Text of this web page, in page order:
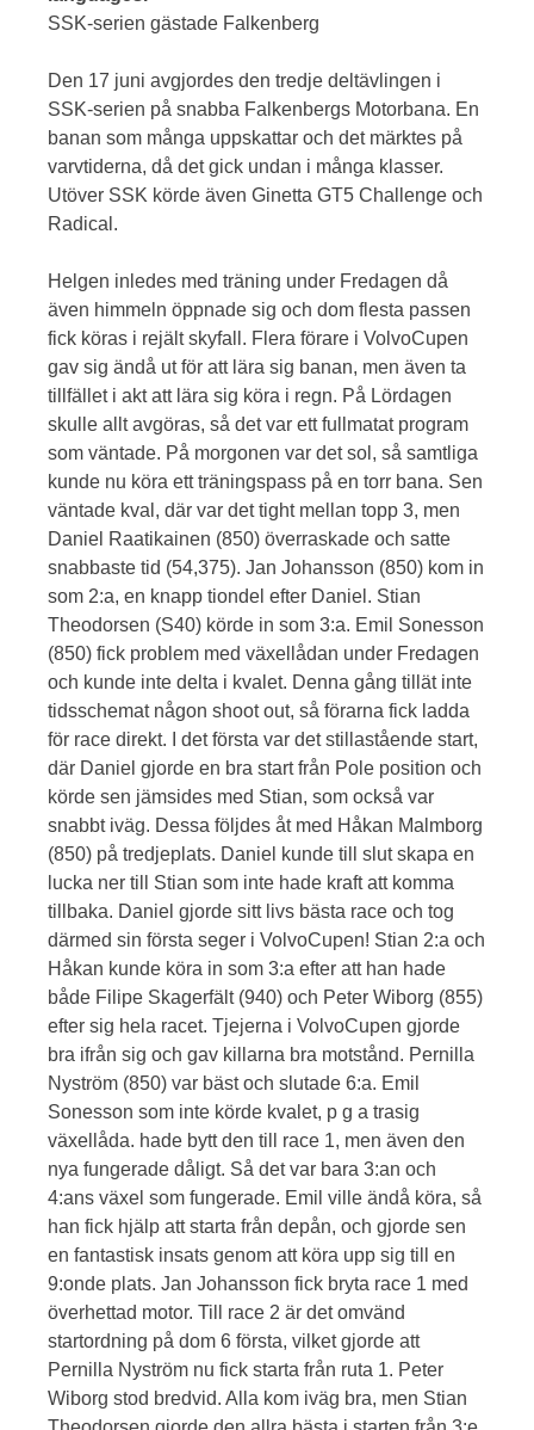
SSK-serien gästade Falkenberg
Den 17 juni avgjordes den tredje deltävlingen i
SSK-serien på snabba Falkenbergs Motorbana. En
banan som många uppskattar och det märktes på
varvtiderna, då det gick undan i många klasser.
Utöver SSK körde även Ginetta GT5 Challenge och
Radical.
Helgen inledes med träning under Fredagen då
även himmeln öppnade sig och dom flesta passen
fick köras i rejält skyfall. Flera förare i VolvoCupen
gav sig ändå ut för att lära sig banan, men även ta
tillfället i akt att lära sig köra i regn. På Lördagen
skulle allt avgöras, så det var ett fullmatat program
som väntade. På morgonen var det sol, så samtliga
kunde nu köra ett träningspass på en torr bana. Sen
väntade kval, där var det tight mellan topp 3, men
Daniel Raatikainen (850) överraskade och satte
snabbaste tid (54,375). Jan Johansson (850) kom in
som 2:a, en knapp tiondel efter Daniel. Stian
Theodorsen (S40) körde in som 3:a. Emil Sonesson
(850) fick problem med växellådan under Fredagen
och kunde inte delta i kvalet. Denna gång tillät inte
tidsschemat någon shoot out, så förarna fick ladda
för race direkt. I det första var det stillastående start,
där Daniel gjorde en bra start från Pole position och
körde sen jämsides med Stian, som också var
snabbt iväg. Dessa följdes åt med Håkan Malmborg
(850) på tredjeplats. Daniel kunde till slut skapa en
lucka ner till Stian som inte hade kraft att komma
tillbaka. Daniel gjorde sitt livs bästa race och tog
därmed sin första seger i VolvoCupen! Stian 2:a och
Håkan kunde köra in som 3:a efter att han hade
både Filipe Skagerfält (940) och Peter Wiborg (855)
efter sig hela racet. Tjejerna i VolvoCupen gjorde
bra ifrån sig och gav killarna bra motstånd. Pernilla
Nyström (850) var bäst och slutade 6:a. Emil
Sonesson som inte körde kvalet, p g a trasig
växellåda. hade bytt den till race 1, men även den
nya fungerade dåligt. Så det var bara 3:an och
4:ans växel som fungerade. Emil ville ändå köra, så
han fick hjälp att starta från depån, och gjorde sen
en fantastisk insats genom att köra upp sig till en
9:onde plats. Jan Johansson fick bryta race 1 med
överhettad motor. Till race 2 är det omvänd
startordning på dom 6 första, vilket gjorde att
Pernilla Nyström nu fick starta från ruta 1. Peter
Wiborg stod bredvid. Alla kom iväg bra, men Stian